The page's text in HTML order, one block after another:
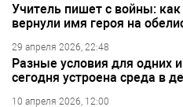
Учитель пишет с войны:
вернули имя героя на
29 апреля 2026, 22:48
Разные условия для одних
сегодня устроена среда в
10 апреля 2026, 12:00